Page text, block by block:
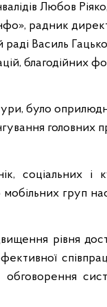
Любов Ріяко,
радник
Василь
благодійних
було
головних
соціальних і
груп
рівня
обговорення